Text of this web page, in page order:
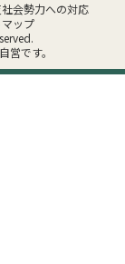
社会勢力への対応
ップ
営です。